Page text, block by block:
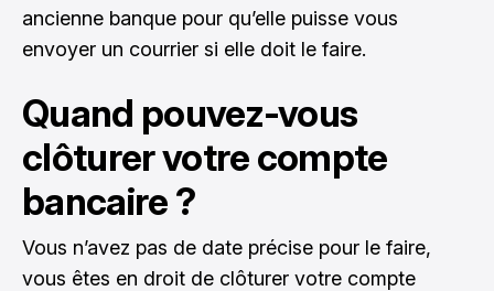
ancienne banque pour qu’elle puisse vous
envoyer un courrier si elle doit le faire.
Quand pouvez-vous
clôturer votre compte
bancaire ?
Vous n’avez pas de date précise pour le faire,
vous êtes en droit de clôturer votre compte